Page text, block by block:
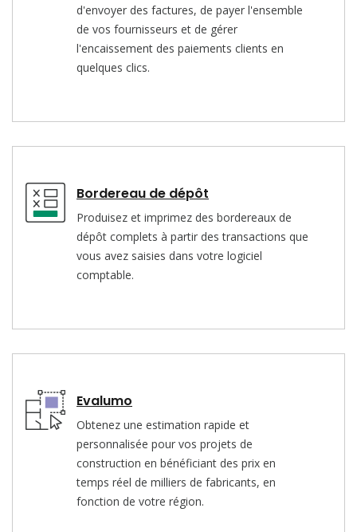
d'envoyer des factures, de payer l'ensemble
de vos fournisseurs et de gérer
l'encaissement des paiements clients en
quelques clics.
Bordereau de dépôt
Produisez et imprimez des bordereaux de
dépôt complets à partir des transactions que
vous avez saisies dans votre logiciel
comptable.
Evalumo
Obtenez une estimation rapide et
personnalisée pour vos projets de
construction en bénéficiant des prix en
temps réel de milliers de fabricants, en
fonction de votre région.